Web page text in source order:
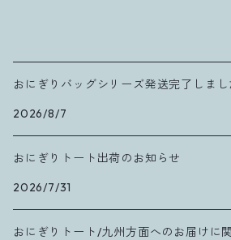
おにぎりバッグシリーズ発送完了しまし
2026/8/7
おにぎりトート出荷のお知らせ
2026/7/31
おにぎりトート/九州方面へのお届けに